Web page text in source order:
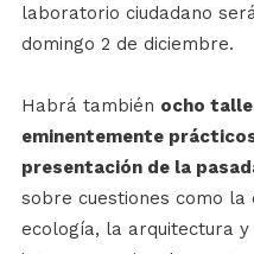
laboratorio ciudadano
domingo 2 de diciembre.
Habrá también ocho
eminentemente
presentación de la
sobre cuestiones como la
ecología, la arquitectura